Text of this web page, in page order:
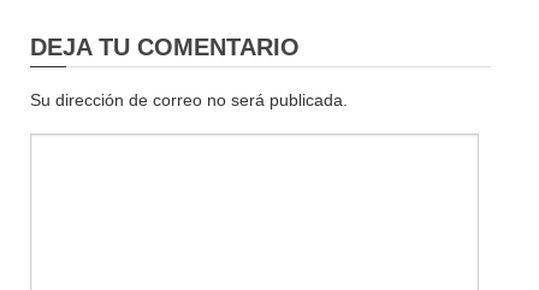
DEJA TU COMENTARIO
Su dirección de correo no será publicada.